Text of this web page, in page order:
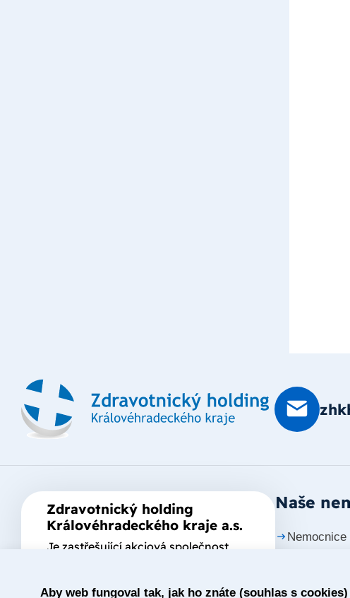
Zdravotnický holding
Královéhradeckého kraje a.s.
Je zastřešující akciová společnost
Naše
Nemocnice
Nemocnice
Aby web fungoval tak, jak ho znáte (souhlas s cookies)